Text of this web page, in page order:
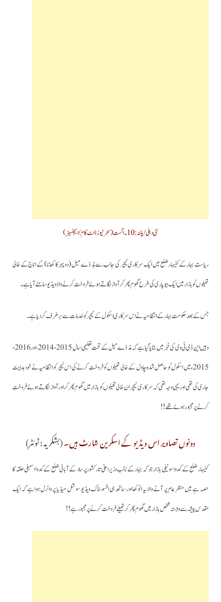
نئی دہلی/پٹنہ:10۔اگست(سحرنیوزڈاٹ کام/ایجنسیز)
ریاست بہارکے کٹیہارضلع میں ایک سرکاری ٹیچر کی جانب سے مِڈ ڈے میل (دوپہر کا کھانا) کے اناج کے خالی
تھیلوں کو بازار میں ایک بیوپاری کی طرح گھوم پھر کر آواز لگاتے ہوئے فروخت کرنے والا ویڈیو سامنے آیا ہے۔
جس کے بعد حکومت بہار کے انتظامیہ نے اس سرکاری اسکول کے ٹیچر کو خدمات سے برطرف کردیا ہے۔
وہیں این ڈی ٹی وی کی خبر میں بتایا گیا ہے کہ مڈ ڈے میل کے تحت تعلیمی سال 2015-2014، اور2016-
2015ء میں اسکول کو حاصل شدہ چاول کے خالی تھیلوں کو فروخت کرنے کی اس ٹیچر کو انتظامیہ نے خود ہدایت
جاری کی تھی اور یہی وجہ تھی کہ سرکاری ٹیچر ان خالی تھیلوں کو بازار میں گھوم پھرکر اور آواز لگاتے ہوئے فروخت
کرنے پر مجبور ہوئے تھے!!
دونوں تصاویر اس ویڈیو کے اسکرین شارٹ ہیں۔(بشکریہ : ٹوئٹر)
کٹیہار ضلع کے کدوا سونیلی بازار جو کہ بہار کے نائب وزیراعلیٰ تارکشور پرساد کے آبائی ضلع کے کدوا اسمبلی حلقہ کا
حصہ ہے میں منظر عام پر آنے والا یہ انوکھا اور ساتھ ہی افسوسناک ویڈیو سوشل میڈیا پر وائرل ہوا ہے کہ ایک
مقدس پیشہ سے وابستہ شخص بازار میں گھوم پھر کر تھیلے فروخت کرنے پر مجبور ہے!!